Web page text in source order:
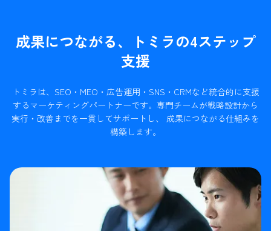
成果につながる、トミラの4ステップ
支援
トミラは、SEO・MEO・広告運用・SNS・CRMなど統合的に支援
するマーケティングパートナーです。 専門チームが戦略設計から
実行・改善までを一貫してサポートし、 成果につながる仕組みを
構築します。